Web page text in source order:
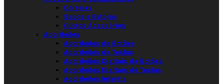
Correias
Sacos e Estojos
Outros Acessórios
Acordeões
Acordeões de Botões
Acordeões de Teclas
Acordeões Digitais de Botões
Acordeões Digitais de Teclas
Acordeões Infantis